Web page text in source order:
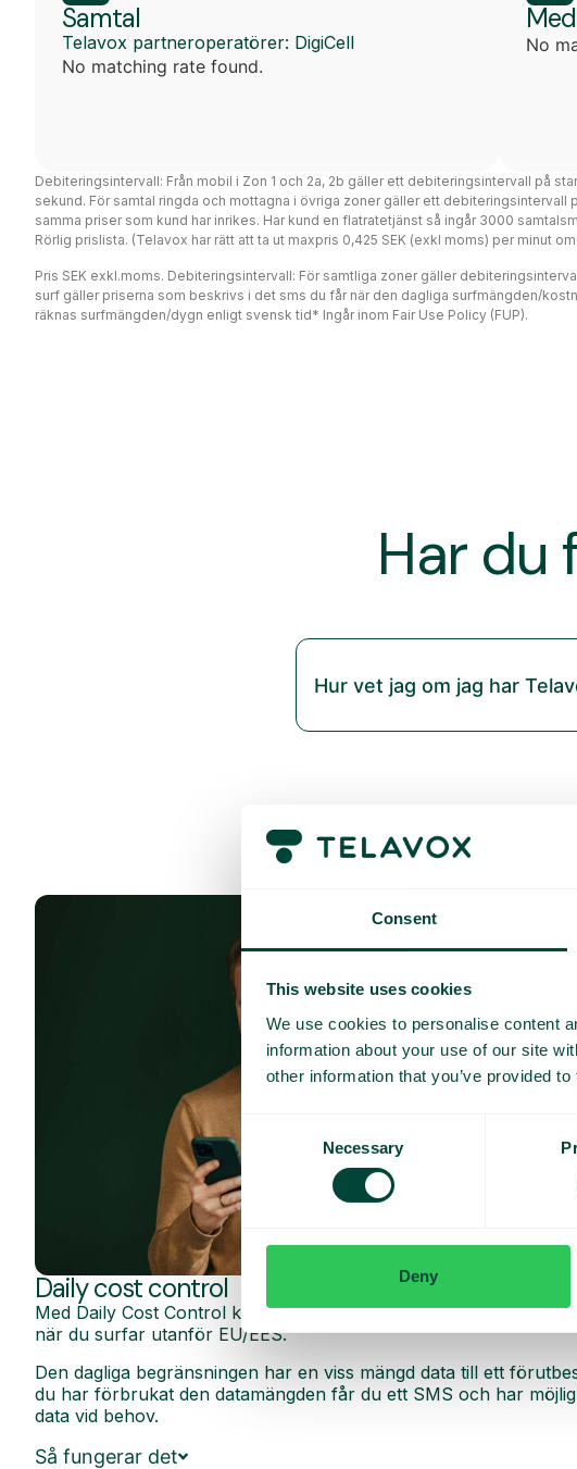
Consent
This website uses cookies
We use cookies to personalise content
information about your use of our site
other information that you’ve provided
Selection
Necessary
Deny
Samtal
Telavox partneroperatörer: DigiCell
No matching rate found.
No
Debiteringsintervall: Från mobil i Zon 1 och 2a, 2b gäller ett debiteringsintervall på
sekund. För samtal ringda och mottagna i övriga zoner gäller ett debiteringsintervall
samma priser som kund har inrikes. Har kund en flatratetjänst så ingår 3000
Rörlig prislista. (Telavox har rätt att ta ut maxpris 0,425 SEK (exkl moms) per minut
Pris SEK exkl.moms. Debiteringsintervall: För samtliga zoner gäller
surf gäller priserna som beskrivs i det sms du får när den dagliga surfmängden/
räknas surfmängden/dygn enligt svensk tid* Ingår inom Fair Use Policy (FUP).
Har du
Hur vet jag om jag har
Daily cost control
Med Daily Cost Control kan du som kund hålla bättre koll på
när du surfar utanför EU/EES.
Den dagliga begränsningen har en viss mängd data till ett
du har förbrukat den datamängden får du ett SMS och har
data vid behov.
Så fungerar det